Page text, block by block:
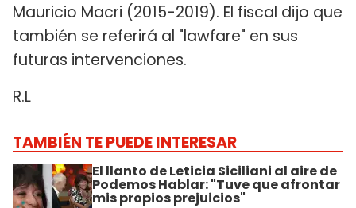
Mauricio Macri (2015-2019). El fiscal dijo que
también se referirá al "lawfare" en sus
futuras intervenciones.
R.L
TAMBIÉN TE PUEDE INTERESAR
El llanto de Leticia Siciliani al aire de
Podemos Hablar: "Tuve que afrontar
mis propios prejuicios"